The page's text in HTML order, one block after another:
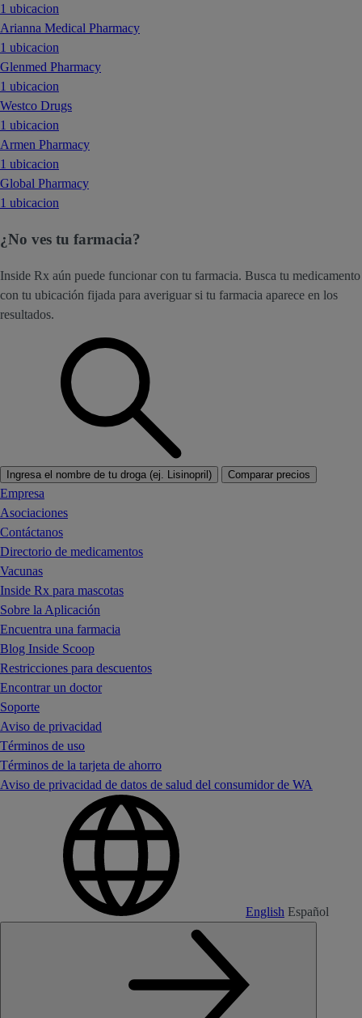
1 ubicacion
Arianna Medical Pharmacy
1 ubicacion
Glenmed Pharmacy
1 ubicacion
Westco Drugs
1 ubicacion
Armen Pharmacy
1 ubicacion
Global Pharmacy
1 ubicacion
¿No ves tu farmacia?
Inside Rx aún puede funcionar con tu farmacia. Busca tu medicamento
con tu ubicación fijada para averiguar si tu farmacia aparece en los
resultados.
Ingresa el nombre de tu droga (ej. Lisinopril) Comparar precios
Empresa
Asociaciones
Contáctanos
Directorio de medicamentos
Vacunas
Inside Rx para mascotas
Sobre la Aplicación
Encuentra una farmacia
Blog Inside Scoop
Restricciones para descuentos
Encontrar un doctor
Soporte
Aviso de privacidad
Términos de uso
Términos de la tarjeta de ahorro
Aviso de privacidad de datos de salud del consumidor de WA
English Español